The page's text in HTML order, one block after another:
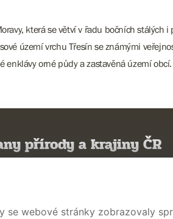
která se větví v řadu bočních stálých i
území vrchu Třesín se známými
enklávy orné půdy a zastavěná území obcí.
přírody a krajiny ČR
webové stránky zobrazovaly